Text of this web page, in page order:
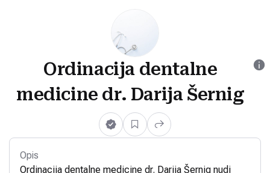
Ordinacija dentalne
medicine dr. Darija Šernig
Opis
Ordinacija dentalne medicine dr. Darija Šernig nudi